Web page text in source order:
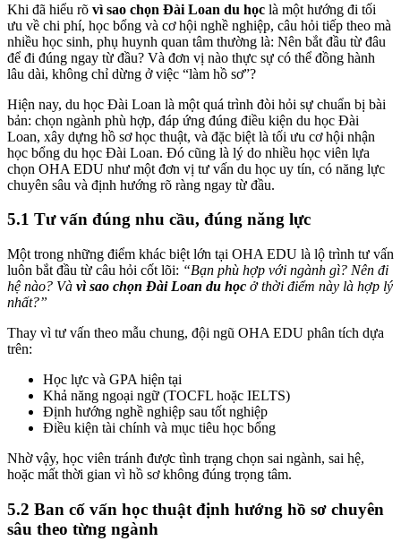
Khi đã hiểu rõ vì sao chọn Đài Loan du học là một hướng đi tối
ưu về chi phí, học bổng và cơ hội nghề nghiệp, câu hỏi tiếp theo mà
nhiều học sinh, phụ huynh quan tâm thường là: Nên bắt đầu từ đâu
để đi đúng ngay từ đầu? Và đơn vị nào thực sự có thể đồng hành
lâu dài, không chỉ dừng ở việc “làm hồ sơ”?
Hiện nay, du học Đài Loan là một quá trình đòi hỏi sự chuẩn bị bài
bản: chọn ngành phù hợp, đáp ứng đúng điều kiện du học Đài
Loan, xây dựng hồ sơ học thuật, và đặc biệt là tối ưu cơ hội nhận
học bổng du học Đài Loan. Đó cũng là lý do nhiều học viên lựa
chọn OHA EDU như một đơn vị tư vấn du học uy tín, có năng lực
chuyên sâu và định hướng rõ ràng ngay từ đầu.
5.1 Tư vấn đúng nhu cầu, đúng năng lực
Một trong những điểm khác biệt lớn tại OHA EDU là lộ trình tư vấn
luôn bắt đầu từ câu hỏi cốt lõi: “Bạn phù hợp với ngành gì? Nên đi
hệ nào? Và vì sao chọn Đài Loan du học ở thời điểm này là hợp lý
nhất?”
Thay vì tư vấn theo mẫu chung, đội ngũ OHA EDU phân tích dựa
trên:
Học lực và GPA hiện tại
Khả năng ngoại ngữ (TOCFL hoặc IELTS)
Định hướng nghề nghiệp sau tốt nghiệp
Điều kiện tài chính và mục tiêu học bổng
Nhờ vậy, học viên tránh được tình trạng chọn sai ngành, sai hệ,
hoặc mất thời gian vì hồ sơ không đúng trọng tâm.
5.2 Ban cố vấn học thuật định hướng hồ sơ chuyên
sâu theo từng ngành